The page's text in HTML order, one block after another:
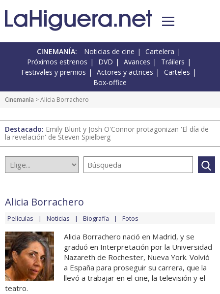
CINEMANÍA: Noticias de cine
Cartelera
Próximos estrenos
DVD Avances
Tráilers
Festivales y premios
Actores y actrices
Carteles
Box-office
Cinemanía > Alicia Borrachero
Destacado: Emily Blunt y Josh O'Connor protagonizan 'El día de
la revelación' de Steven Spielberg
Alicia Borrachero
Películas Noticias Biografía Fotos
Alicia Borrachero nació en Madrid, y se
graduó en Interpretación por la Universidad
Nazareth de Rochester, Nueva York. Volvió
a España para proseguir su carrera, que la
llevó a trabajar en el cine, la televisión y el
teatro.